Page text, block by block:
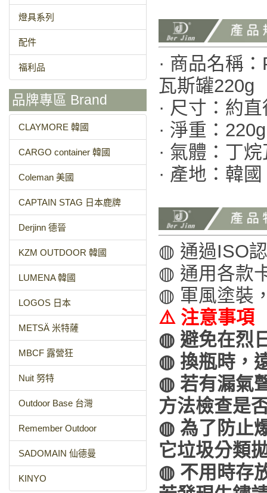
燈具系列
配件
福利品
品牌專區 Brand
CLAYMORE 韓國
CARGO container 韓國
Coleman 美國
CAPTAIN STAG 日本鹿牌
Derjinn 德晉
KZM OUTDOOR 韓國
LUMENA 韓國
LOGOS 日本
METSÄ 米特薩
MBCF 露營狂
Nuit 努特
Outdoor Base 台灣
Remember Outdoor
SADOMAIN 仙德曼
KINYO
· 商品名稱
瓦斯罐220g
· 尺寸：約
· 淨重：220g
· 氣體：丁
· 產地：韓國
◍ 通過ISO
◍ 通用各款
◍ 軍風塗裝
⚠️ 注意事項
◍ 避免在烈
◍ 換瓶時，
◍ 若有漏氣
方法檢查是
◍ 為了防止
它垃圾分類
◍ 不用時存